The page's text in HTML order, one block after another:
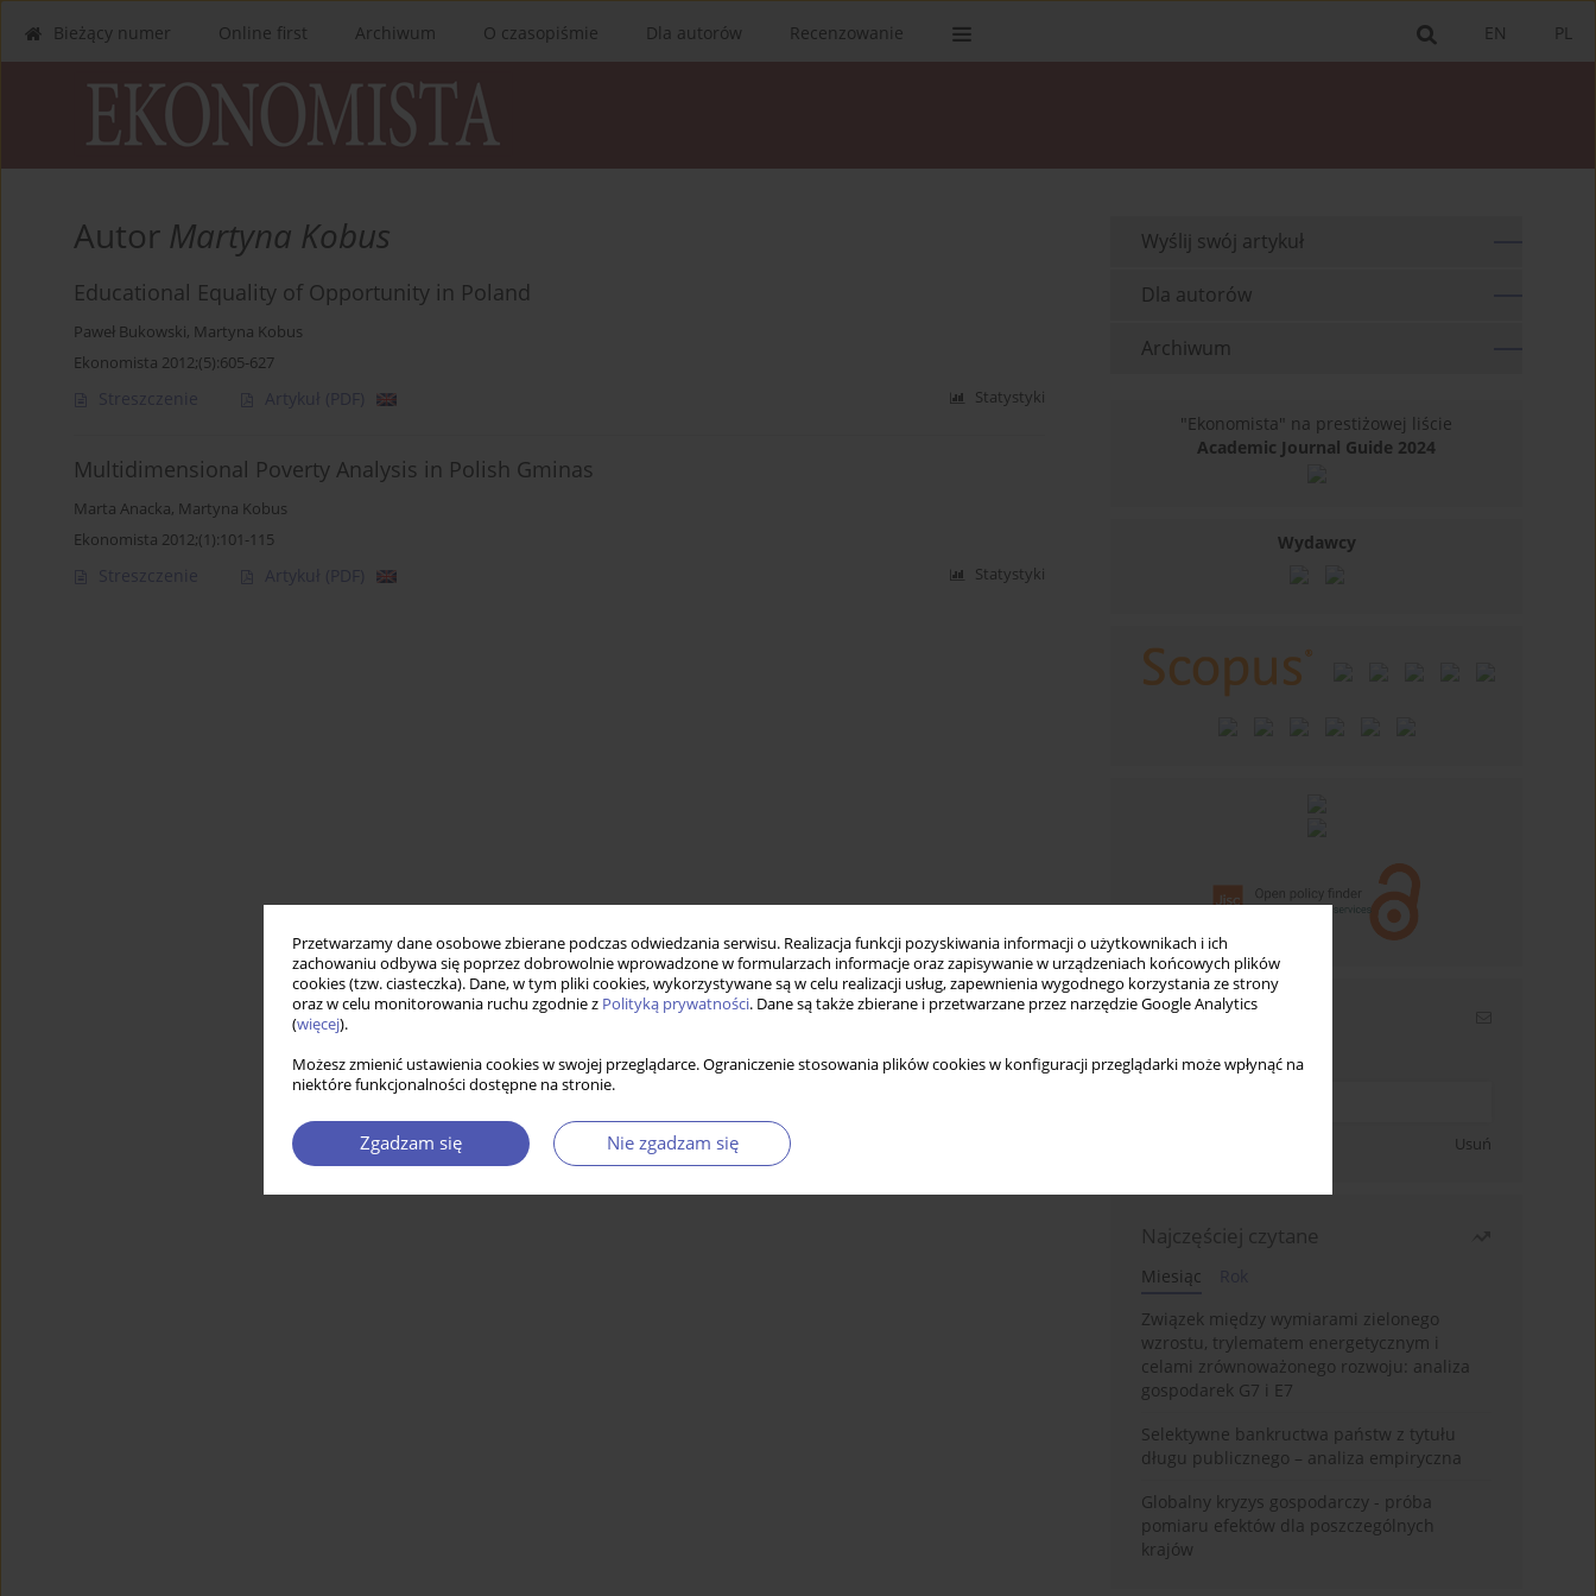
Przetwarzamy dane osobowe zbierane podczas odwiedzania serwisu. Realizacja funkcji pozyskiwania informacji o użytkownikach i ich
zachowaniu odbywa się poprzez dobrowolnie wprowadzone w formularzach informacje oraz zapisywanie w urządzeniach końcowych plików
cookies (tzw. ciasteczka). Dane, w tym pliki cookies, wykorzystywane są w celu realizacji usług, zapewnienia wygodnego korzystania ze strony
oraz w celu monitorowania ruchu zgodnie z Polityką prywatności. Dane są także zbierane i przetwarzane przez narzędzie Google Analytics
(więcej).
Możesz zmienić ustawienia cookies w swojej przeglądarce. Ograniczenie stosowania plików cookies w konfiguracji przeglądarki może wpłynąć na
niektóre funkcjonalności dostępne na stronie.
Zgadzam się Nie zgadzam się
PL
EN
Bieżący numer Online first Archiwum O czasopiśmie Dla autorów Recenzowanie
Autor Martyna Kobus
Educational Equality of Opportunity in Poland
Paweł Bukowski, Martyna Kobus
Ekonomista 2012;(5):605-627
Streszczenie Artykuł (PDF) Statystyki
Multidimensional Poverty Analysis in Polish Gminas
Marta Anacka, Martyna Kobus
Ekonomista 2012;(1):101-115
Streszczenie Artykuł (PDF) Statystyki
Wyślij swój artykuł
Dla autorów
Archiwum
"Ekonomista" na prestiżowej liście
Academic Journal Guide 2024
Wydawcy
Newsletter
Wpisz swój adres email
Usuń
Najczęściej czytane
Miesiąc
Związek między wymiarami zielonego
wzrostu, trylematem energetycznym i
celami zrównoważonego rozwoju: analiza
gospodarek G7 i E7
Selektywne bankructwa państw z tytułu
długu publicznego – analiza empiryczna
Globalny kryzys gospodarczy - próba
pomiaru efektów dla poszczególnych
krajów